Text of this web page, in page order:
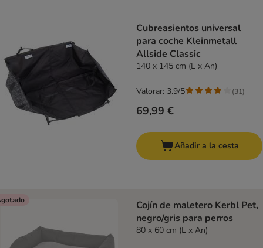
Cubreasientos universal
para coche Kleinmetall
Allside Classic
140 x 145 cm (L x An)
69,99 €
Valorar: 3.9/5 (31)
Añadir a la cesta
Cojín de maletero Kerbl Pet,
negro/gris para perros
80 x 60 cm (L x An)